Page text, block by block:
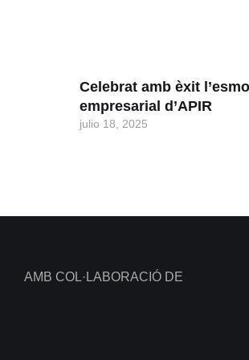
Celebrat amb èxit
empresarial d’APIR
julio 18, 2025
AMB COL·LABORACIÓ DE